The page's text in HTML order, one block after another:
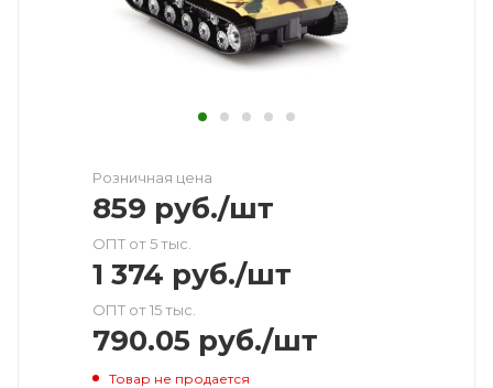
Розничная цена
859 руб./шт
ОПТ от 5 тыс.
1 374 руб./шт
ОПТ от 15 тыс.
790.05 руб./шт
Товар не продается